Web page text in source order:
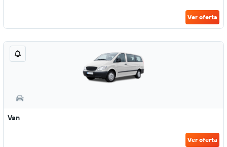
Ver oferta
Van
Ver oferta